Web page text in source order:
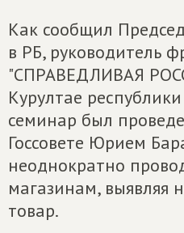
Как сообщил
в РБ, руководитель
"СПРАВЕДЛИВАЯ
Курултае
семинар был
Госсовете Юрием
неоднократно
магазинам, выявляя
товар.